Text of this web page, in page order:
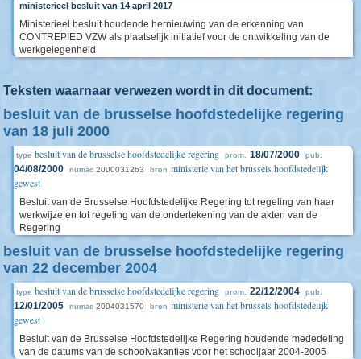
ministerieel besluit van 14 april 2017
Ministerieel besluit houdende hernieuwing van de erkenning van
CONTREPIED VZW als plaatselijk initiatief voor de ontwikkeling van de
werkgelegenheid
Teksten waarnaar verwezen wordt in dit document:
besluit van de brusselse hoofdstedelijke regering
van 18 juli 2000
type besluit van de brusselse hoofdstedelijke regering prom. 18/07/2000 pub.
04/08/2000 numac 2000031263 bron ministerie van het brussels hoofdstedelijk
gewest
Besluit van de Brusselse Hoofdstedelijke Regering tot regeling van haar
werkwijze en tot regeling van de ondertekening van de akten van de
Regering
besluit van de brusselse hoofdstedelijke regering
van 22 december 2004
type besluit van de brusselse hoofdstedelijke regering prom. 22/12/2004 pub.
12/01/2005 numac 2004031570 bron ministerie van het brussels hoofdstedelijk
gewest
Besluit van de Brusselse Hoofdstedelijke Regering houdende mededeling
van de datums van de schoolvakanties voor het schooljaar 2004-2005